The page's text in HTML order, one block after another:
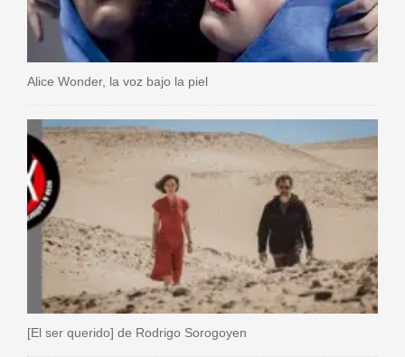
Alice Wonder, la voz bajo la piel
[El ser querido] de Rodrigo Sorogoyen